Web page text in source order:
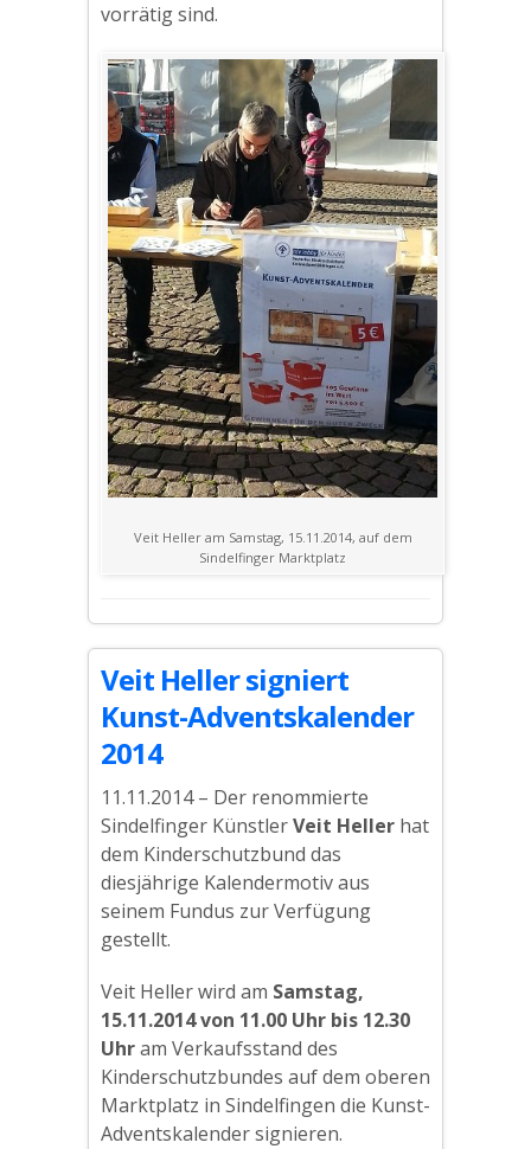
vorrätig sind.
Veit Heller am Samstag, 15.11.2014, auf dem
Sindelfinger Marktplatz
Veit Heller signiert
Kunst-Adventskalender
2014
11.11.2014 – Der renommierte
Sindelfinger KünstlerVeit Heller hat
dem Kinderschutzbund das
diesjährige Kalendermotiv aus
seinem Fundus zur Verfügung
gestellt.
Veit Heller wird am Samstag,
15.11.2014 von 11.00 Uhr bis 12.30
Uhram Verkaufsstand des
Kinderschutzbundes auf dem oberen
Marktplatz in Sindelfingen die Kunst-
Adventskalender signieren.